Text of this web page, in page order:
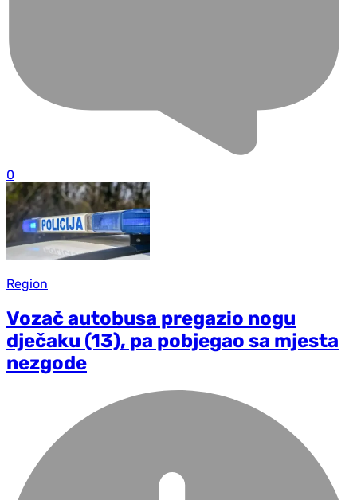
0
Region
Vozač autobusa pregazio nogu
dječaku (13), pa pobjegao sa mjesta
nezgode